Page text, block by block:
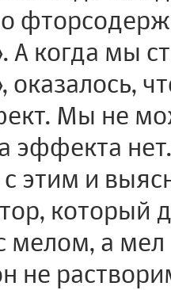
А когда мы
оказалось,
Мы не
эффекта
этим и
который
мелом, а
не